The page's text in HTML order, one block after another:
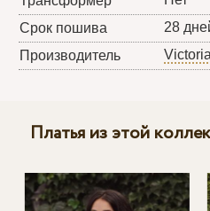
Срок пошива
28
Производитель
Платья из этой